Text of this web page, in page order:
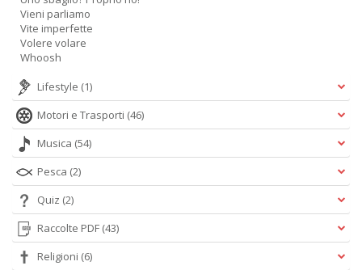
Vieni parliamo
Vite imperfette
Volere volare
Whoosh
Lifestyle (1)
Motori e Trasporti (46)
Musica (54)
Pesca (2)
Quiz (2)
Raccolte PDF (43)
Religioni (6)